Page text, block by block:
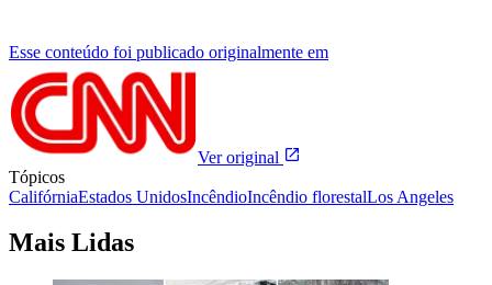
Esse conteúdo foi publicado originalmente em
Ver original
Tópicos
CalifórniaEstados UnidosIncêndioIncêndio florestalLos Angeles
Mais Lidas